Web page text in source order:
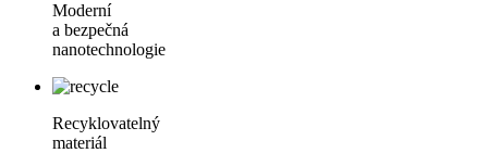
Moderní
a bezpečná
nanotechnologie
Recyklovatelný
materiál